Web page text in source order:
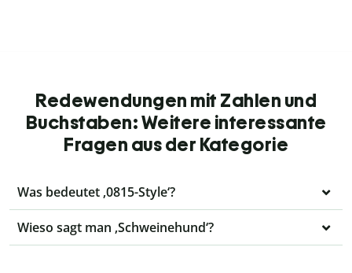
Redewendungen mit Zahlen und
Buchstaben: Weitere interessante
Fragen aus der Kategorie
Was bedeutet ‚0815-Style‘?
Wieso sagt man ‚Schweinehund‘?